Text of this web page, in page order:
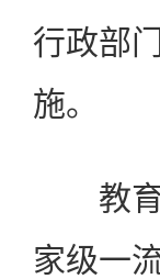
行政部
施。
教育
家级一